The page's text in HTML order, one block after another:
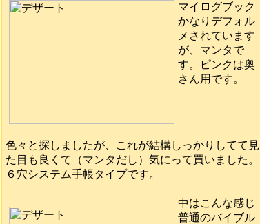
マイログブック
かなりデフォル
メされています
が、マンタで
す。ピンクは奥
さん用です。
色々と探しましたが、これが結構しっかりしてて見
た目も良くて（マンタだし）気にって買いました。
６穴システム手帳タイプです。
中はこんな感じ
普通のバイブル